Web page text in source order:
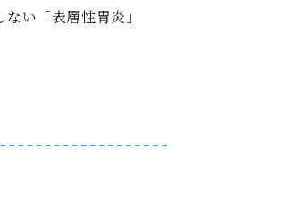
い「表層性胃炎」